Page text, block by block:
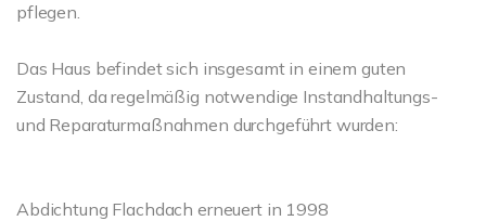
pflegen.
Das Haus befindet sich insgesamt in einem guten
Zustand, da regelmäßig notwendige Instandhaltungs-
und Reparaturmaßnahmen durchgeführt wurden:
Abdichtung Flachdach erneuert in 1998